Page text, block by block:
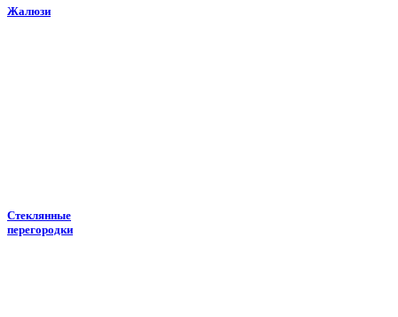
Жалюзи
Стеклянные
перегородки